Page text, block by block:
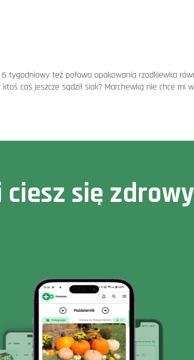
tygodniowy też połowa opakowania rzodkiewka
coś jeszcze sądził siak? Marchewką nie chce mi
się